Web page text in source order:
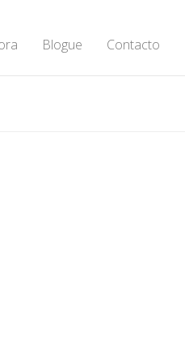
Blogue Contacto